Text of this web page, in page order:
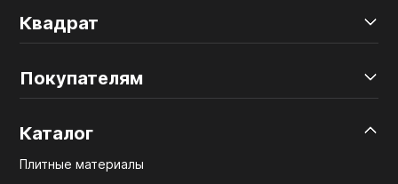
Квадрат
Покупателям
Каталог
Плитные материалы